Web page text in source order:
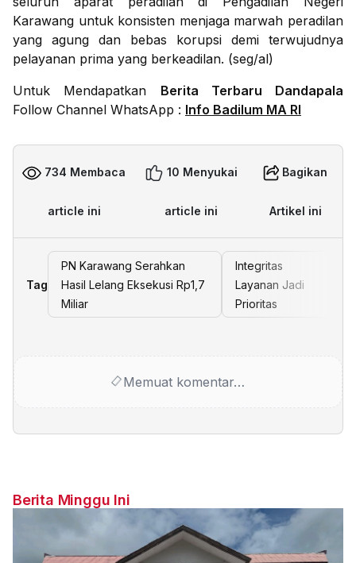
Karawang untuk konsisten menjaga marwah peradilan
yang agung dan bebas korupsi demi terwujudnya
pelayanan prima yang berkeadilan. (seg/al)
Untuk Mendapatkan Berita Terbaru Dandapala
Follow Channel WhatsApp : Info Badilum MA RI
734 Membaca
article ini
10 Menyukai
article ini
Bagikan
Artikel ini
Tag
PN Karawang Serahkan
Hasil Lelang Eksekusi Rp1,7
Miliar
Integritas
Layanan Jadi
Prioritas
Memuat komentar…
Berita Minggu Ini